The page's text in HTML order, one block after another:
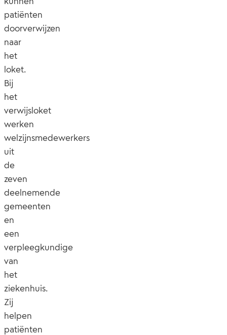
patiënten
doorverwijzen
naar
het
loket.
Bij
het
verwijsloket
werken
welzijnsmedewerkers
uit
de
zeven
deelnemende
gemeenten
en
een
verpleegkundige
van
het
ziekenhuis.
Zij
helpen
patiënten